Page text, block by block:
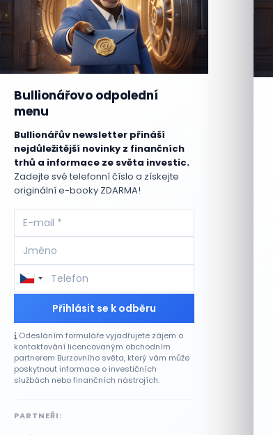
Bullionářovo odpolední
menu
Bullionářův newsletter přináší
nejdůležitější novinky z finančních
trhů a informace ze světa investic.
Zadejte své telefonní číslo a získejte
originální e-booky ZDARMA!
Přihlásit se k odběru
Odesláním formuláře vyjadřujete zájem o
kontaktování licencovaným obchodním
partnerem Burzovního světa, který vám může
poskytnout informace o investičních
službách nebo finančních nástrojích.
PARTNEŘI: